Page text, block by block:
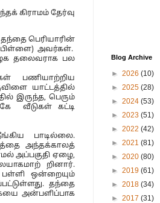
கிராமம் தேர்வு
பெரியாரின்
அவர்கள்.
தலைவராக பல
பணியாற்றிய
யாட்டத்தில்
இருந்த, பெரும்
வீடுகள் கட்டி
பாடில்லை.
அந்தக்காலத்
அப்பகுதி ஏழை,
றினார்.
ஒன்றையும்
தந்தை
அன்பளிப்பாக
Blog Archive
► 2026 (10)
► 2025 (28)
► 2024 (53)
► 2023 (51)
► 2022 (42)
► 2021 (81)
► 2020 (80)
► 2019 (61)
► 2018 (34)
► 2017 (31)